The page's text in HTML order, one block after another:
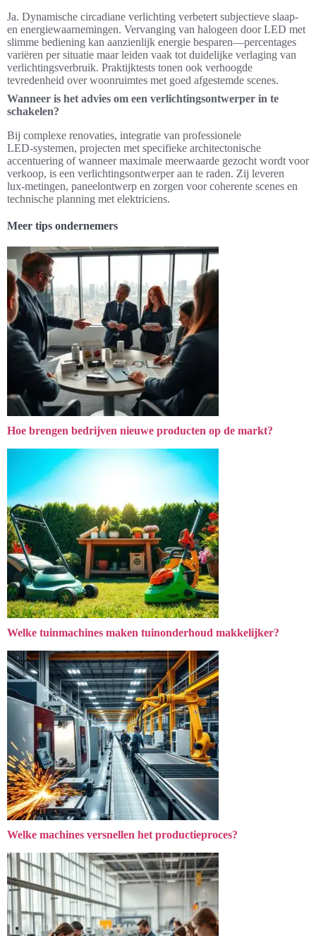
Ja. Dynamische circadiane verlichting verbetert subjectieve slaap-
en energiewaarnemingen. Vervanging van halogeen door LED met
slimme bediening kan aanzienlijk energie besparen—percentages
variëren per situatie maar leiden vaak tot duidelijke verlaging van
verlichtingsverbruik. Praktijktests tonen ook verhoogde
tevredenheid over woonruimtes met goed afgestemde scenes.
Wanneer is het advies om een verlichtingsontwerper in te
schakelen?
Bij complexe renovaties, integratie van professionele
LED‑systemen, projecten met specifieke architectonische
accentuering of wanneer maximale meerwaarde gezocht wordt voor
verkoop, is een verlichtingsontwerper aan te raden. Zij leveren
lux‑metingen, paneelontwerp en zorgen voor coherente scenes en
technische planning met elektriciens.
Meer tips ondernemers
Hoe brengen bedrijven nieuwe producten op de markt?
Welke tuinmachines maken tuinonderhoud makkelijker?
Welke machines versnellen het productieproces?